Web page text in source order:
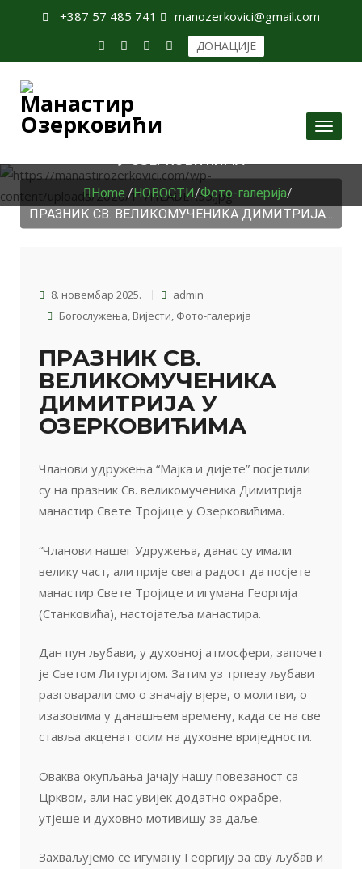
+387 57 485 741 manozerkovici@gmail.com
ДОНАЦИЈЕ
Toggle
ПРАЗНИК СВ. ВЕЛИКОМУЧЕНИКА ДИМИТРИЈА
Home /НОВОСТИ/Фото-галерија/
ПРАЗНИК СВ. ВЕЛИКОМУЧЕНИКА ДИМИТРИЈА...
8. новембар 2025.
admin
Богослужења, Вијести, Фото-галерија
ПРАЗНИК СВ.
ВЕЛИКОМУЧЕНИКА
ДИМИТРИЈА У
ОЗЕРКОВИЋИМА
Чланови удружења “Мајка и дијете” посјетили
су на празник Св. великомученика Димитрија
манастир Свете Тројице у Озерковићима.
“Чланови нашег Удружења, данас су имали
велику част, али прије свега радост да посјете
манастир Свете Тројице и игумана Георгија
(Станковића), настојатеља манастира.
Дан пун љубави, у духовној атмосфери, започет
је Светом Литургијом. Затим уз трпезу љубави
разговарали смо о значају вјере, о молитви, о
изазовима у данашњем времену, када се на све
ставља акценат осим на духовне вриједности.
Оваква окупљања јачају нашу повезаност са
Црквом, али нас увијек додатно охрабре,
утјеше и духовно мотивишу за даље.
Захваљујемо се игуману Георгију за сву љубав и